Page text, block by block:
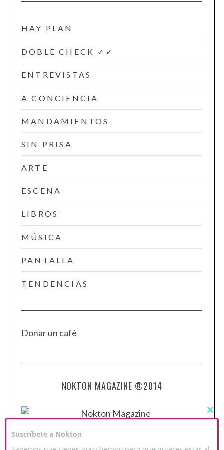
HAY PLAN
DOBLE CHECK ✓✓
ENTREVISTAS
A CONCIENCIA
MANDAMIENTOS
SIN PRISA
ARTE
ESCENA
LIBROS
MÚSICA
PANTALLA
TENDENCIAS
Donar un café
NOKTON MAGAZINE ®2014
Suscríbete a Nokton